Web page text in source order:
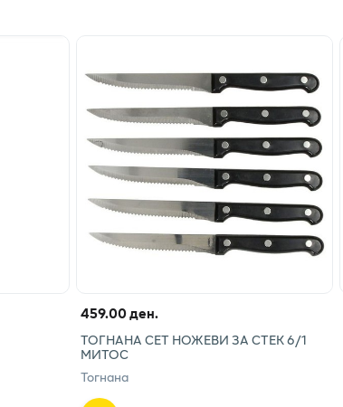
459.00 ден.
ТОГНАНА СЕТ НОЖЕВИ ЗА СТЕК 6/1
МИТОС
Тогнана